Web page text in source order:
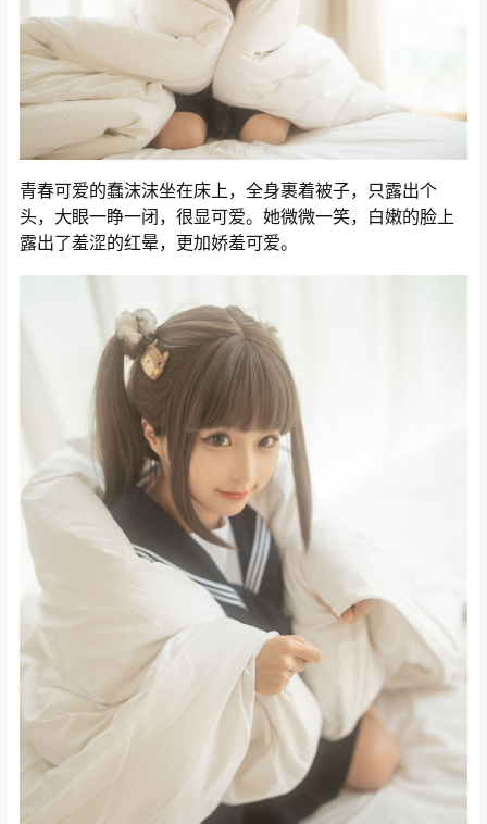
青春可爱的蠢沫沫坐在床上，全身裹着被子，只露出个
头，大眼一睁一闭，很显可爱。她微微一笑，白嫩的脸上
露出了羞涩的红晕，更加娇羞可爱。